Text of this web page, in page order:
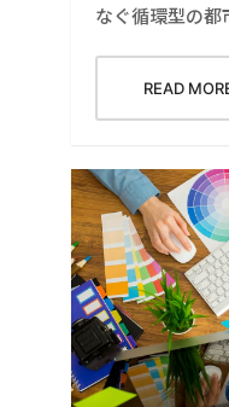
なぐ循環型の
READ